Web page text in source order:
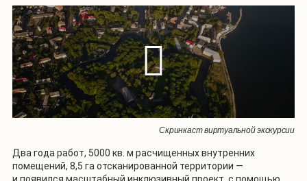
Скринкаст виртуальной экскурсии
Два года работ, 5000 кв. м расчищенных внутренних
помещений, 8,5 га отсканированной территории —